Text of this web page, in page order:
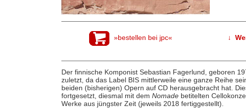
»bestellen bei jpc« ↓
Der finnische Komponist Sebastian Fagerlund, geboren
zuletzt, da das Label BIS mittlerweile eine ganze Reihe
beiden (bisherigen) Opern auf CD herausgebracht hat.
fortgesetzt, diesmal mit dem Nomadebetitelten
Werke aus jüngster Zeit (jeweils 2018 fertiggestellt).